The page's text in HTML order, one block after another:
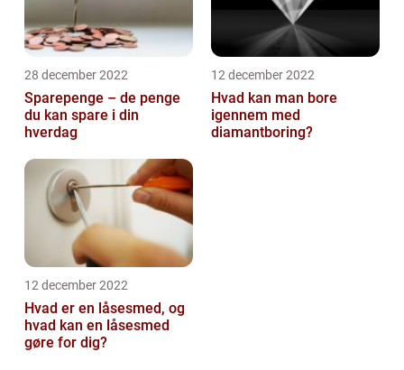
28 december 2022
Sparepenge – de penge
du kan spare i din
hverdag
12 december 2022
Hvad kan man bore
igennem med
diamantboring?
12 december 2022
Hvad er en låsesmed, og
hvad kan en låsesmed
gøre for dig?